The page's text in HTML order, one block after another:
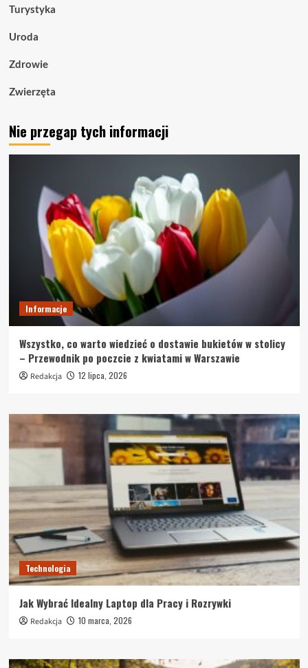
Turystyka
Uroda
Zdrowie
Zwierzęta
Nie przegap tych informacji
Informacje
Wszystko, co warto wiedzieć o dostawie bukietów w stolicy
– Przewodnik po poczcie z kwiatami w Warszawie
Redakcja 12 lipca, 2026
Technologia
Jak Wybrać Idealny Laptop dla Pracy i Rozrywki
Redakcja 10 marca, 2026